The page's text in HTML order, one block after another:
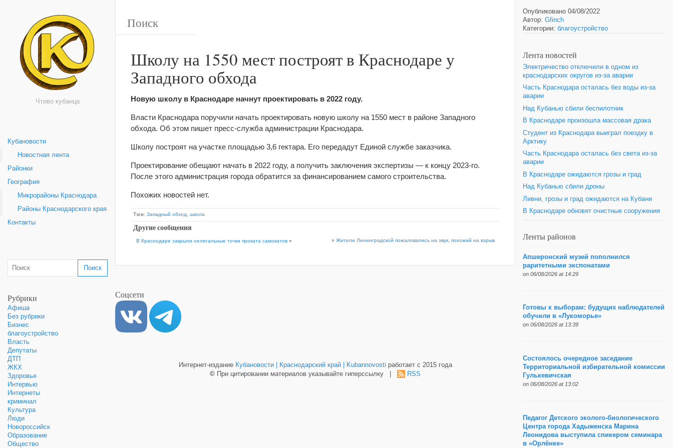
Чтиво кубанца
Кубановости
Новостная лента
Районки
География
Микрорайоны Краснодара
Районы Краснодарского края
Контакты
Рубрики
Афиша
Без рубрики
Бизнес
благоустройство
Власть
Депутаты
ДТП
ЖКХ
Здоровье
Интервью
Интернеты
криминал
Культура
Люди
Новороссийск
Образование
Общество
Школу на 1550 мест построят в Краснодаре у
Западного обхода
Новую школу в Краснодаре начнут проектировать в 2022 году.
Власти Краснодара поручили начать проектировать новую школу на 1550 мест в районе Западного
обхода. Об этом пишет пресс-служба администрации Краснодара.
Школу построят на участке площадью 3,6 гектара. Его передадут Единой службе заказчика.
Проектирование обещают начать в 2022 году, а получить заключения экспертизы ― к концу 2023-го.
После этого администрация города обратится за финансированием самого строительства.
Похожих новостей нет.
Тэги: Западный обход школа
Другие сообщения
В Краснодаре закрыли нелегальные точки проката самокатов « » Жители Ленинградской пожаловались на звук, похожий на взрыв
Опубликовано 04/08/2022
Автор: Gfinch
Категории: благоустройство
Лента новостей
Электричество отключили в одном из
краснодарских округов из-за аварии
Часть Краснодара осталась без воды из-за
аварии
Над Кубанью сбили беспилотник
В Краснодаре произошла массовая драка
Студент из Краснодара выиграл поездку в
Арктику
Часть Краснодара осталась без света из-за
аварии
В Краснодаре ожидаются грозы и град
Над Кубанью сбили дроны
Ливни, грозы и град ожидаются на Кубани
В Краснодаре обновят очистные сооружения
Ленты районов
Апшеронский музей пополнился
раритетными экспонатами
on 06/08/2026 at 14:29
Готовы к выборам: будущих наблюдателей
обучили в «Лукоморье»
on 06/08/2026 at 13:39
Состоялось очередное заседание
Территориальной избирательной комиссии
Гулькевичская
on 06/08/2026 at 13:02
Педагог Детского эколого-биологического
Центра города Хадыженска Марина
Леонидова выступила спикером семинара
в «Орлёнке»
Соцсети
Интернет-издание Кубановости | Краснодарский край | Kubannovosti работает с 2015 года
© При цитировании материалов указывайте гиперссылку | RSS